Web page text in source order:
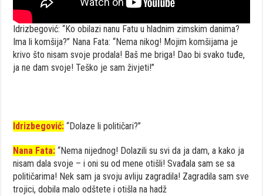
Idrizbegović: “Ko obilazi nanu Fatu u hladnim zimskim danima?
Ima li komšija?” Nana Fata: “Nema nikog! Mojim komšijama je
krivo što nisam svoje prodala! Baš me briga! Dao bi svako tuđe,
ja ne dam svoje! Teško je sam živjeti!”
Idrizbegović: “Dolaze li političari?”
Nana Fata: “Nema nijednog! Dolazili su svi da ja dam, a kako ja
nisam dala svoje – i oni su od mene otišli! Svađala sam se sa
političarima! Nek sam ja svoju avliju zagradila! Zagradila sam sve
trojici, dobila malo odštete i otišla na hadž